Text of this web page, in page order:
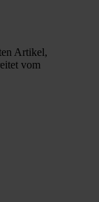
Artikel,
vom